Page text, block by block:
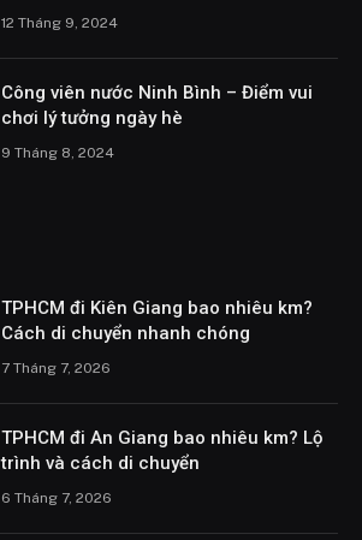
12 Tháng 9, 2024
Công viên nước Ninh Bình – Điểm vui
chơi lý tưởng ngày hè
9 Tháng 8, 2024
TPHCM đi Kiên Giang bao nhiêu km?
Cách di chuyển nhanh chóng
7 Tháng 7, 2026
TPHCM đi An Giang bao nhiêu km? Lộ
trình và cách di chuyển
6 Tháng 7, 2026